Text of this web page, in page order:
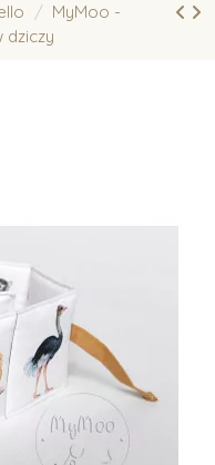
MyMoo -
dziczy